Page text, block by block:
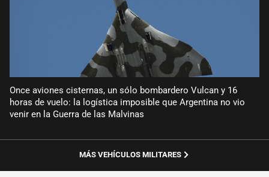
Once aviones cisternas, un sólo bombardero Vulcan y 16
horas de vuelo: la logística imposible que Argentina no vio
venir en la Guerra de las Malvinas
MÁS VEHÍCULOS MILITARES